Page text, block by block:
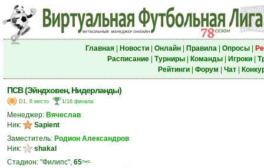
Главная| Новости| Онлайн| Правила| Опросы|
Расписание| Турниры| Команды| Игроки|
Рейтинги| Форум Чат|
ПСВ (Эйндховен, Нидерланды)
D1, 8 место 1/16 финала
Менеджер: Вячеслав
Ник:
Sapient
Заместитель: Родион Александров
Ник:
shakal
Стадион: "Филипс", 65тыс.